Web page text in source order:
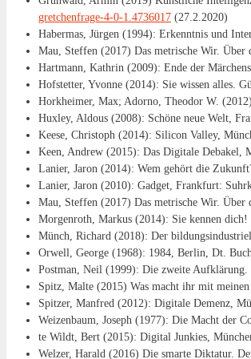
gretchenfrage-4-0-1.4736017 (27.2.2020)
Habermas, Jürgen (1994): Erkenntnis und
Mau, Steffen (2017) Das metrische Wir. Über
Hartmann, Kathrin (2009): Ende der
Hofstetter, Yvonne (2014): Sie wissen alles.
Horkheimer, Max; Adorno, Theodor W.
Huxley, Aldous (2008): Schöne neue Welt,
Keese, Christoph (2014): Silicon Valley,
Keen, Andrew (2015): Das Digitale Debakel,
Lanier, Jaron (2014): Wem gehört die
Lanier, Jaron (2010): Gadget, Frankfurt:
Mau, Steffen (2017) Das metrische Wir. Über
Morgenroth, Markus (2014): Sie kennen
Münch, Richard (2018): Der
Orwell, George (1968): 1984, Berlin, Dt.
Postman, Neil (1999): Die zweite
Spitz, Malte (2015) Was macht ihr mit
Spitzer, Manfred (2012): Digitale Demenz,
Weizenbaum, Joseph (1977): Die Macht der
te Wildt, Bert (2015): Digital Junkies,
Welzer, Harald (2016) Die smarte Diktatur.